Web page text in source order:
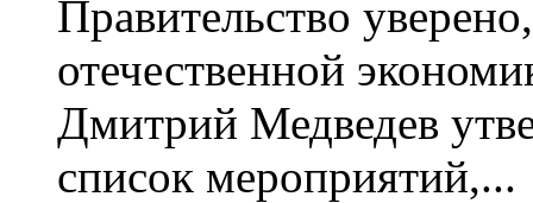
Правительство
отечественной
Дмитрий Медведев
список мероприятий,...